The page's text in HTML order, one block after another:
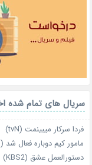
سریال های تمام شده
فردا سرکار میبینمت (tvN)
مامور کیم دوباره فعال شد (SBS)
دستورالعمل عشق (KBS2)